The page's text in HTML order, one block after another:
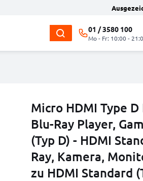
01 / 3580 100
Mo - Fr: 10:00 -
Micro HDMI Type
Blu-Ray Player,
(Typ D) - HDMI
Ray, Kamera,
zu HDMI Standard